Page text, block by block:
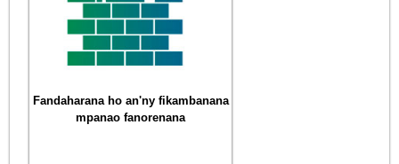
Fandaharana ho an'ny fikambanana
mpanao fanorenana